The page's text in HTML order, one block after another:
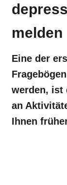
melden
Eine der
werden, ist
an
Ihnen